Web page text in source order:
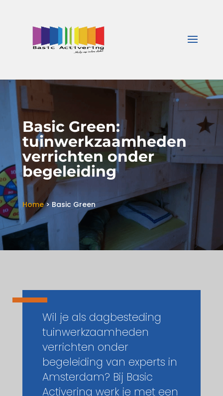
Basic Green:
tuinwerkzaamheden
verrichten onder
begeleiding
Home>Basic Green
Wil je als dagbesteding
tuinwerkzaamheden
verrichten onder
begeleiding van experts in
Amsterdam? Bij Basic
Activering werk je met een